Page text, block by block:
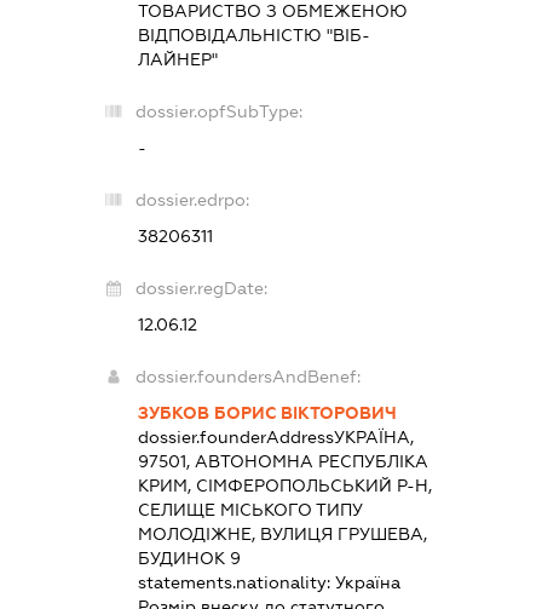
ТОВАРИСТВО З ОБМЕЖЕНОЮ
ВІДПОВІДАЛЬНІСТЮ "ВІБ-
ЛАЙНЕР"
dossier.opfSubType:
-
dossier.edrpo:
38206311
dossier.regDate:
12.06.12
dossier.foundersAndBenef:
ЗУБКОВ БОРИС ВІКТОРОВИЧ
dossier.founderAddressУКРАЇНА,
97501, АВТОНОМНА РЕСПУБЛІКА
КРИМ, СІМФЕРОПОЛЬСЬКИЙ Р-Н,
СЕЛИЩЕ МІСЬКОГО ТИПУ
МОЛОДІЖНЕ, ВУЛИЦЯ ГРУШЕВА,
БУДИНОК 9
statements.nationality:Україна